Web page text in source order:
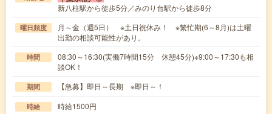
新八柱駅から徒歩5分／みのり台駅から徒歩8分
曜日頻度
月～金（週5日） ※土日祝休み！ ※繁忙期(6～8月)は土曜
出勤の相談可能性があり。
時間
08:30～16:30(実働7時間15分 休憩45分)※9:00～17:30も相
談OK！
期間 【急募】即日～長期 ※即日～！
時給 時給1500円